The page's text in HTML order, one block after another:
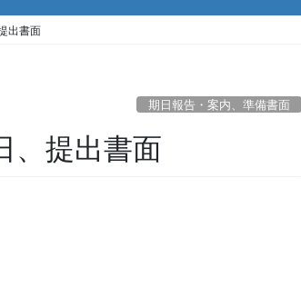
出書面
期日報告・案内、準備書面
、提出書面